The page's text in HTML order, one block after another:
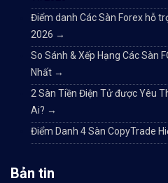
Điểm danh Các Sàn Forex hỗ
2026 →
So Sánh & Xếp Hạng Các Sàn
Nhất →
2 Sàn Tiền Điện Tử được Yêu
Ai? →
Điểm Danh 4 Sàn CopyTrade
Bản tin